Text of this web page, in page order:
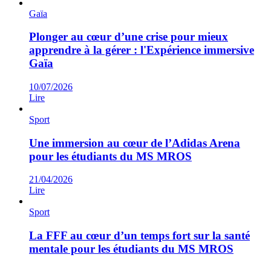
Gaïa
Plonger au cœur d’une crise pour mieux
apprendre à la gérer : l'Expérience immersive
Gaïa
10/07/2026
Lire
Sport
Une immersion au cœur de l’Adidas Arena
pour les étudiants du MS MROS
21/04/2026
Lire
Sport
La FFF au cœur d’un temps fort sur la santé
mentale pour les étudiants du MS MROS